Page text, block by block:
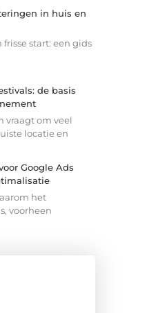
in huis en
start: een gids
de basis
vraagt om veel
locatie en
Google Ads
het
voorheen